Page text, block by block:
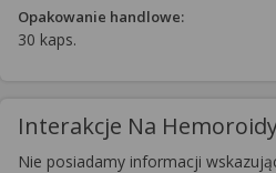
Opakowanie handlowe:
30 kaps.
Interakcje Na
Nie posiadamy informacji